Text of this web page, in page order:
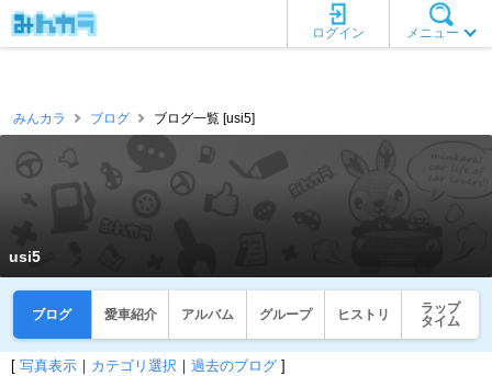
メニュー
ログイン
みんカラ ブログ ブログ一覧 [usi5]
usi5
ブログ 愛車紹介 アルバム グループ ヒストリ
ラップ
タイム
[ 写真表示 ｜ カテゴリ選択 ｜ 過去のブログ ]